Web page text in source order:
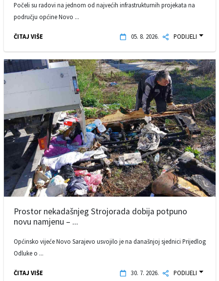
Počeli su radovi na jednom od najvećih infrastrukturnih projekata na
području općine Novo ...
ČITAJ VIŠE 05. 8. 2026. PODIJELI
Prostor nekadašnjeg Strojorada dobija potpuno
novu namjenu – ...
Općinsko vijeće Novo Sarajevo usvojilo je na današnjoj sjednici Prijedlog
Odluke o ...
ČITAJ VIŠE 30. 7. 2026. PODIJELI